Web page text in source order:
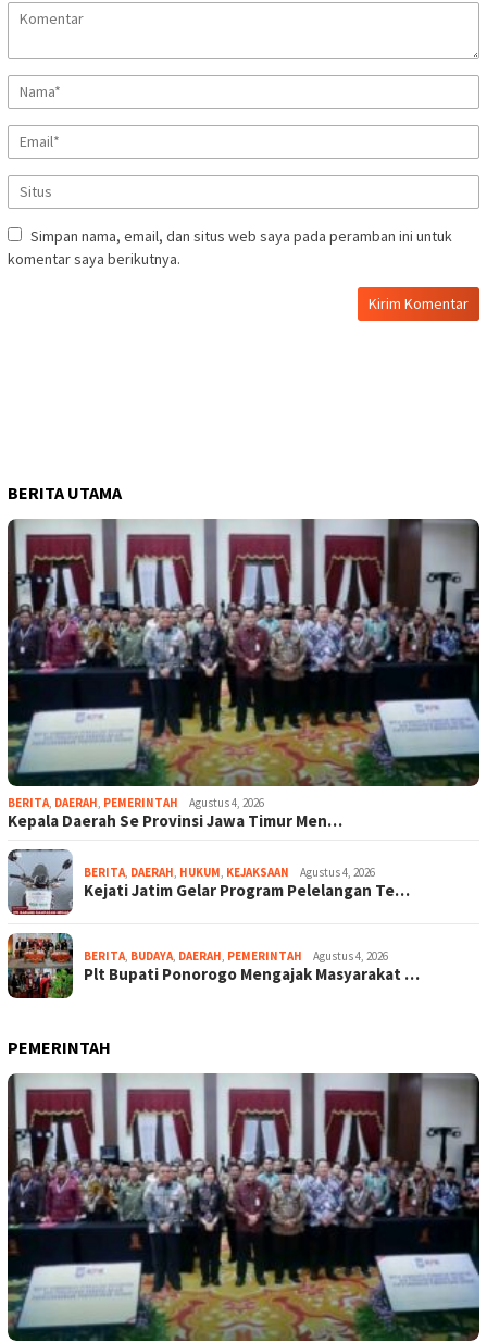
Simpan nama, email, dan situs web saya pada peramban ini untuk
komentar saya berikutnya.
BERITA UTAMA
BERITA, DAERAH, PEMERINTAH Agustus 4, 2026
Kepala Daerah Se Provinsi Jawa Timur Men…
BERITA, DAERAH, HUKUM, KEJAKSAAN Agustus 4, 2026
Kejati Jatim Gelar Program Pelelangan Te…
BERITA, BUDAYA, DAERAH, PEMERINTAH Agustus 4, 2026
Plt Bupati Ponorogo Mengajak Masyarakat …
PEMERINTAH